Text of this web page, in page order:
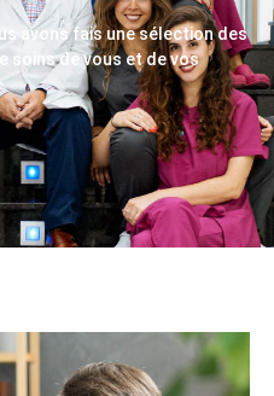
avons fais une sélection des
soins de vous et de vos